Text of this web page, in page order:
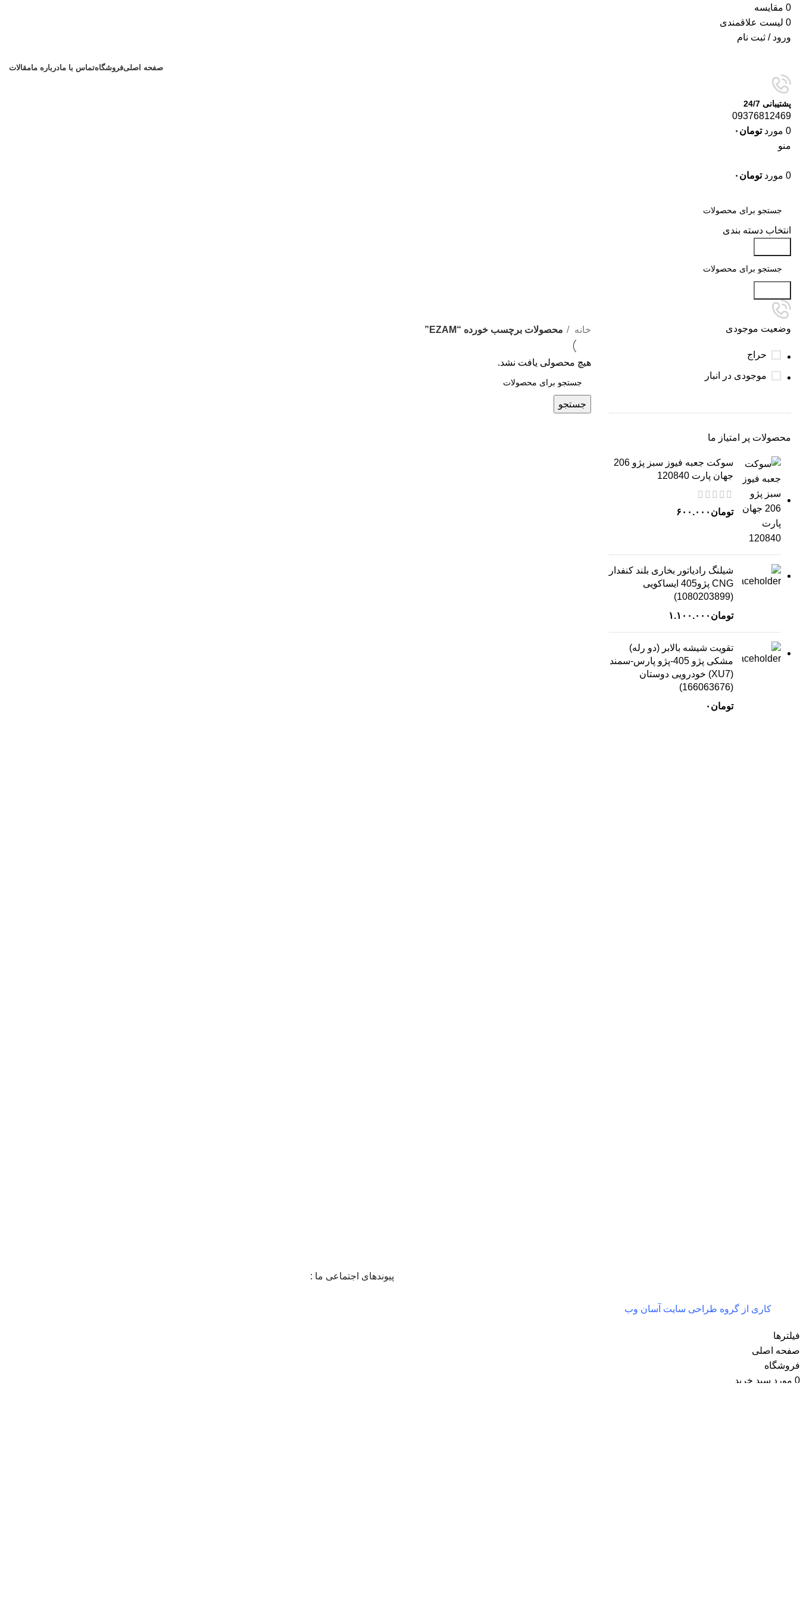
0 مقایسه
0 لیست علاقمندی
ورود / ثبت نام
صفحه اصلیفروشگاهتماس با مادرباره مامقالات
پشتیبانی 24/7
09376812469
0 مورد تومان ۰
منو
0 مورد تومان ۰
انتخاب دسته بندی
وضعیت موجودی
حراج
موجودی در انبار
محصولات پر امتیاز ما
سوکت جعبه فیوز سبز پژو 206
جهان پارت 120840
تومان ۶۰۰.۰۰۰
شیلنگ رادیاتور بخاری بلند کنفدار
CNG پژو405 ایساکویی
(1080203899)
تومان ۱.۱۰۰.۰۰۰
تقویت شیشه بالابر (دو رله)
مشکی پژو 405-پژو پارس-سمند
(XU7) خودرویی دوستان
(166063676)
تومان ۰
خانه محصولات برچسب خورده “EZAM”
هیچ محصولی یافت نشد.
جستجو
کاری از گروه طراحی سایت آسان وب
پیوندهای اجتماعی ما :
فیلترها
صفحه اصلی
فروشگاه
0 مورد سبد خرید